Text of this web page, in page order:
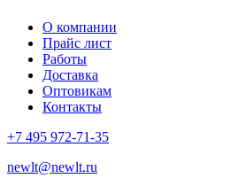
О компании
Прайс лист
Работы
Доставка
Оптовикам
Контакты
+7 495 972-71-35
newlt@newlt.ru